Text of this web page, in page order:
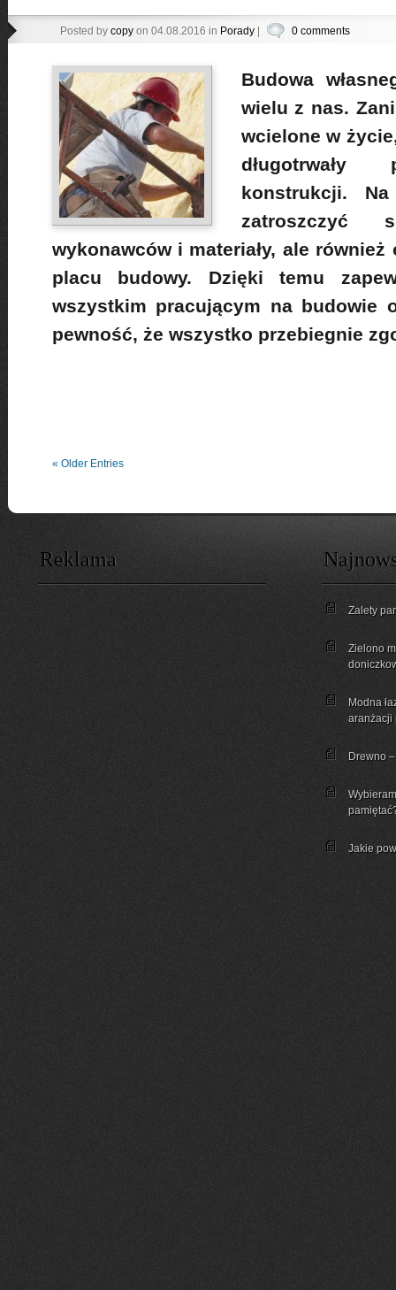
Posted by copyon 04.08.2016 in Porady| 0 comments
Budowa
wielu z nas.
wcielone w
długotrwały
konstrukcji.
wykonawców i materiały, ale również
placu budowy. Dzięki temu
wszystkim pracującym na budowie
pewność, że wszystko przebiegnie
« Older Entries
Reklama
Zalety
Zielono
Modna
aranżacji
Drewno
Jakie